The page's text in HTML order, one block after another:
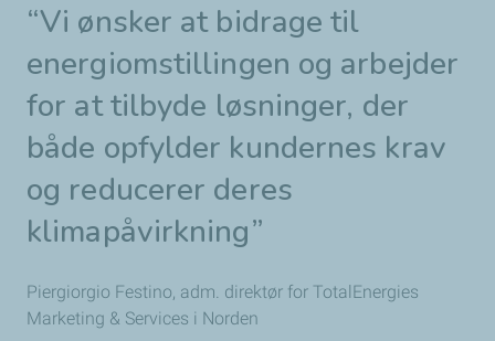
“Vi ønsker at bidrage til
energiomstillingen og arbejder
for at tilbyde løsninger, der
både opfylder kundernes krav
og reducerer deres
klimapåvirkning”
Piergiorgio Festino, adm. direktør for TotalEnergies
Marketing & Services i Norden